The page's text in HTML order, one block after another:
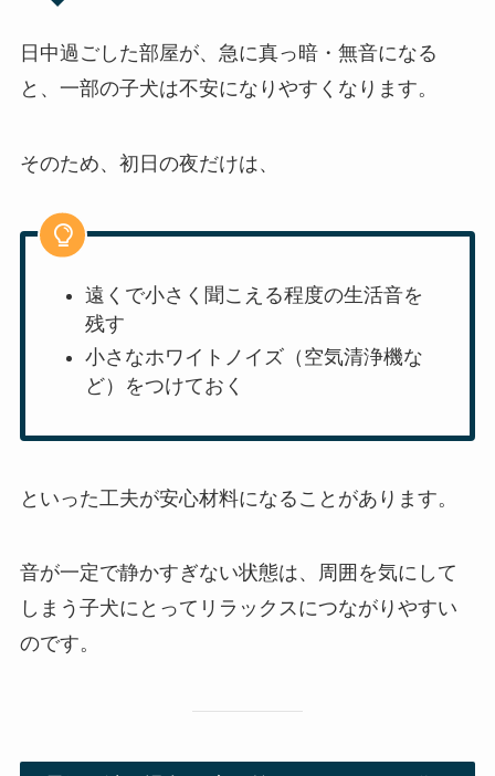
日中過ごした部屋が、急に真っ暗・無音になる
と、一部の子犬は不安になりやすくなります。
そのため、初日の夜だけは、
遠くで小さく聞こえる程度の生活音を
残す
小さなホワイトノイズ（空気清浄機な
ど）をつけておく
といった工夫が安心材料になることがあります。
音が一定で静かすぎない状態は、周囲を気にして
しまう子犬にとってリラックスにつながりやすい
のです。